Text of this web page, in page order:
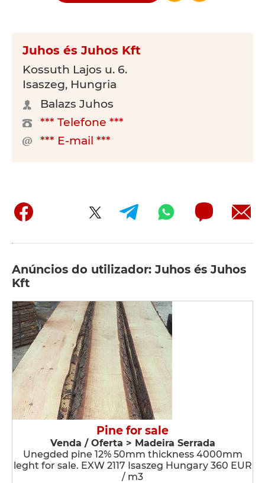
Juhos és Juhos Kft
Kossuth Lajos u. 6.
Isaszeg, Hungria
Balazs Juhos
*** Telefone ***
*** E-mail ***
Anúncios do utilizador: Juhos és Juhos
Kft
Pine for sale
Venda / Oferta > Madeira Serrada
Unegded pine 12% 50mm thickness 4000mm
leght for sale. EXW 2117 Isaszeg Hungary 360 EUR
/ m3